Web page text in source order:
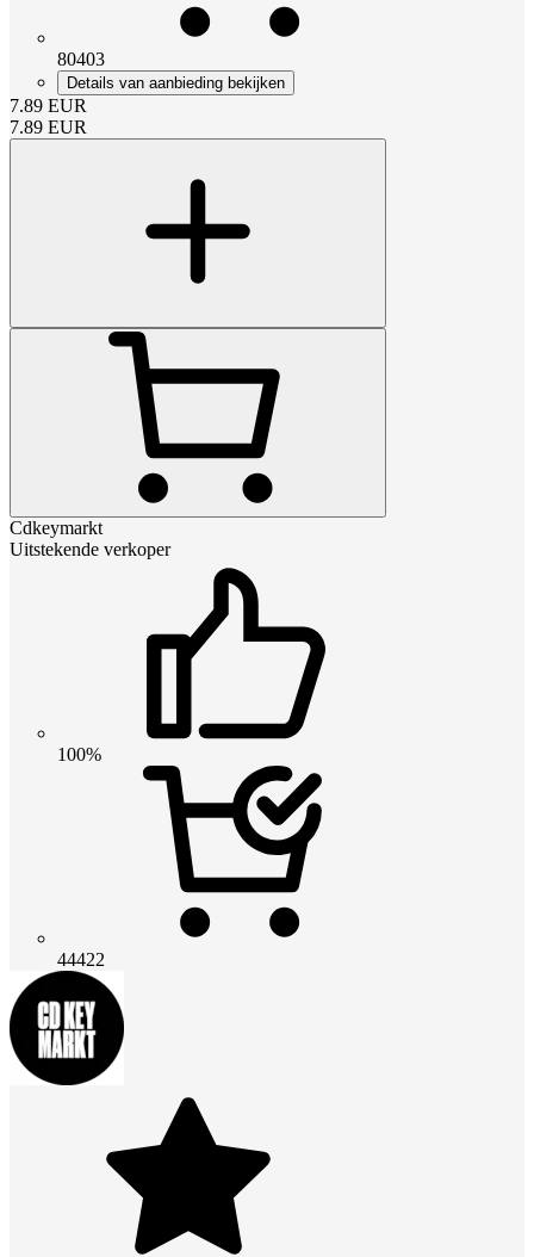
80403
Details van aanbieding bekijken
7.89 EUR
7.89 EUR
Cdkeymarkt
Uitstekende verkoper
100%
44422